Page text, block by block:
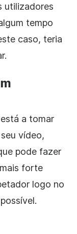
utilizadores
tempo
caso, teria
a tomar
vídeo,
pode fazer
forte
logo no